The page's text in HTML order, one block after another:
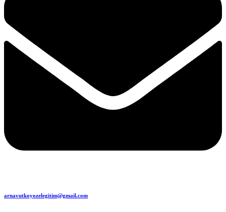
arnavutkoyozelegitim@gmail.com